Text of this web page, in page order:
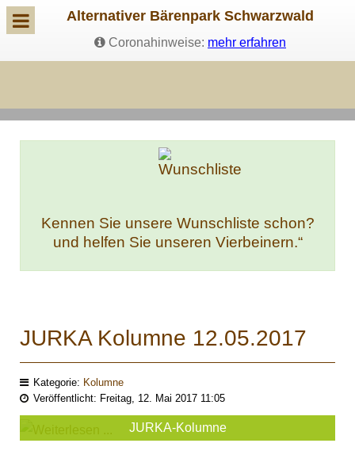
Alternativer Bärenpark Schwarzwald
Coronahinweise: mehr erfahren
Kennen Sie unsere Wunschliste schon?
und helfen Sie unseren Vierbeinern.“
JURKA Kolumne 12.05.2017
Kategorie: Kolumne
Veröffentlicht: Freitag, 12. Mai 2017 11:05
JURKA-Kolumne